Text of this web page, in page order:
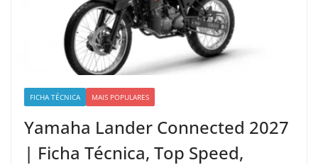
FICHA TÉCNICA MAIS POPULARES
Yamaha Lander Connected 2027
| Ficha Técnica, Top Speed,